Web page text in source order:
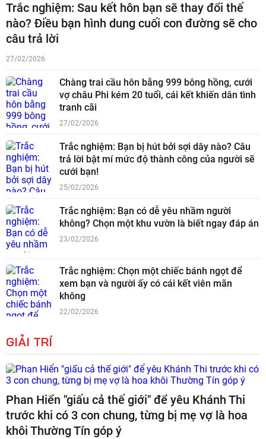
Trắc nghiệm: Sau kết hôn bạn sẽ thay đổi thế
nào? Điều bạn hình dung cuối con đường sẽ cho
câu trả lời
27/02/2026
Chàng trai cầu hôn bằng 999 bông hồng, cưới
vợ châu Phi kém 20 tuổi, cái kết khiến dân tình
tranh cãi
27/02/2026
Trắc nghiệm: Bạn bị hút bởi sợi dây nào? Câu
trả lời bật mí mức độ thành công của người sẽ
cưới bạn!
25/02/2026
Trắc nghiệm: Bạn có dễ yêu nhầm người
không? Chọn một khu vườn là biết ngay đáp án
23/02/2026
Trắc nghiệm: Chọn một chiếc bánh ngọt để
xem bạn và người ấy có cái kết viên mãn
không
22/02/2026
GIẢI TRÍ
Phan Hiển "giấu cả thế giới" để yêu Khánh Thi
trước khi có 3 con chung, từng bị mẹ vợ là hoa
khôi Thường Tín góp ý